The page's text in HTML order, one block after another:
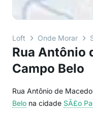
Loft Onde Morar
Rua Antônio
Campo Belo
Rua Antônio de
Belo na cidade SÃ£o